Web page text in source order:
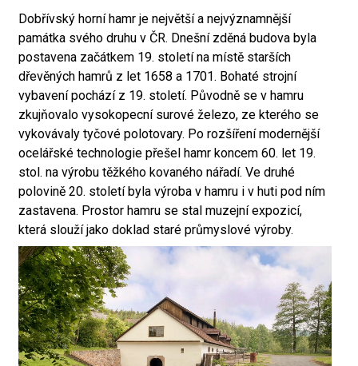
Dobřívský horní hamr je největší a nejvýznamnější
památka svého druhu v ČR. Dnešní zděná budova byla
postavena začátkem 19. století na místě starších
dřevěných hamrů z let 1658 a 1701. Bohaté strojní
vybavení pochází z 19. století. Původně se v hamru
zkujňovalo vysokopecní surové železo, ze kterého se
vykovávaly tyčové polotovary. Po rozšíření modernější
ocelářské technologie přešel hamr koncem 60. let 19.
stol. na výrobu těžkého kovaného nářadí. Ve druhé
polovině 20. století byla výroba v hamru i v huti pod ním
zastavena. Prostor hamru se stal muzejní expozicí,
která slouží jako doklad staré průmyslové výroby.